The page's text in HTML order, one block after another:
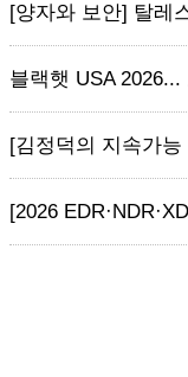
[양자와 보안] 탈레
블랙햇 USA 2026...
[김정덕의 지속가능
[2026